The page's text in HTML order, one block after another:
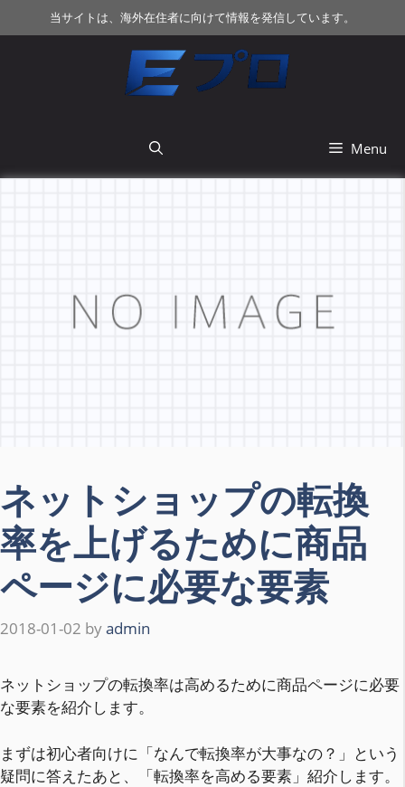
ン
当サイトは、海外在住者に向けて情報を発信しています。
Menu
ネットショップの転換
率を上げるために商品
ページに必要な要素
2018-01-02 byadmin
ネットショップの転換率は高めるために商品ページに必要
な要素を紹介します。
まずは初心者向けに「なんで転換率が大事なの？」という
疑問に答えたあと、「転換率を高める要素」紹介します。